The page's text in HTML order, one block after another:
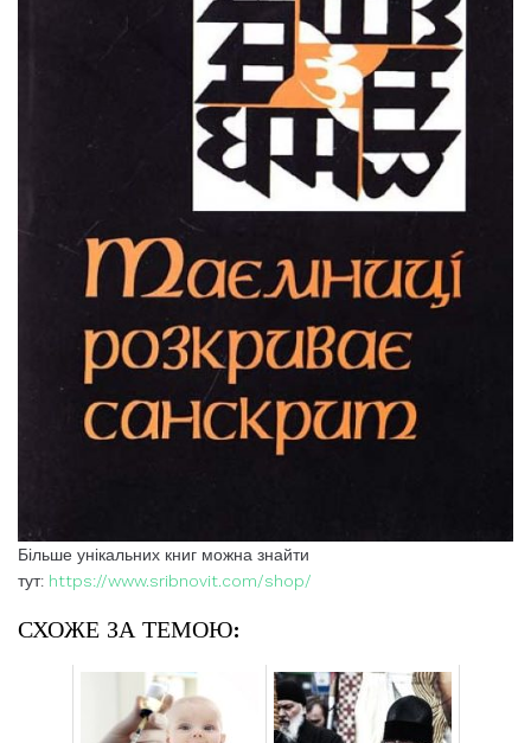
Більше унікальних книг можна знайти
тут: https://www.sribnovit.com/shop/
СХОЖЕ ЗА ТЕМОЮ: